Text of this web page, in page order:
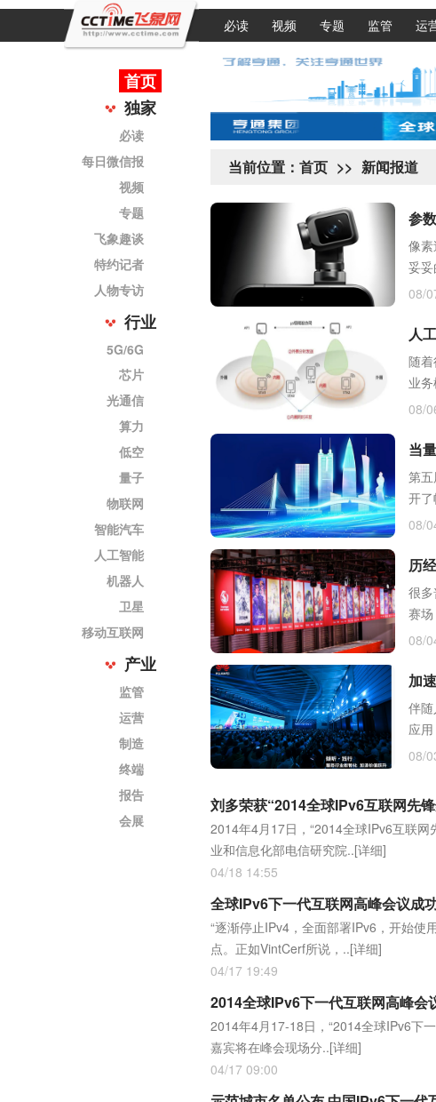
必读 视频 专题 监管 运
首页
独家
必读
每日微信报
视频
专题
飞象趣谈
特约记者
人物专访
行业
5G/6G
芯片
光通信
算力
低空
量子
物联网
智能汽车
人工智能
机器人
卫星
移动互联网
产业
监管
运营
制造
终端
报告
会展
当前位置： 首页 >> 新闻报道
参
像
妥
08/
人
随
业
08/
当
第
开
08/
历
很
赛
08/
加
伴
应
08/
刘多荣获“2014全球IPv6互联网先
2014年4月17日，“2014全球IPv6互联网
业和信息化部电信研究院..[详细]
04/18 14:55
全球IPv6下一代互联网高峰会议成
“逐渐停止IPv4，全面部署IPv6，开始使
点。正如VintCerf所说，..[详细]
04/17 19:49
2014全球IPv6下一代互联网高峰会
2014年4月17-18日，“2014全球IPv6下
嘉宾将在峰会现场分..[详细]
04/17 09:00